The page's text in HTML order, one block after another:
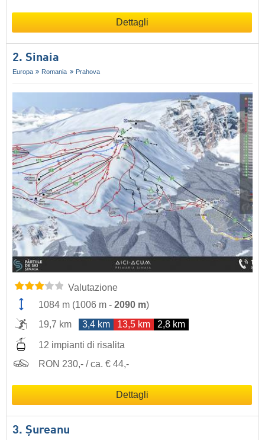
Dettagli
2. Sinaia
Europa Romania Prahova
Valutazione
1084 m (1006 m - 2090 m)
19,7 km
3,4 km 13,5 km 2,8 km
12 impianti di risalita
RON 230,- / ca. € 44,-
Dettagli
3. Șureanu